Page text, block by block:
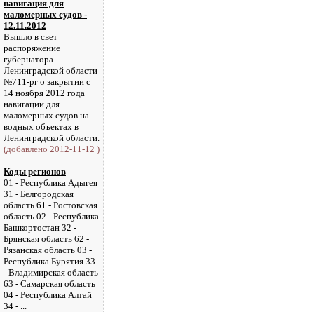
навигация для
маломерных судов -
12.11.2012
Вышло в свет
распоряжение
губернатора
Ленинградской области
№711-рг о закрытии с
14 ноября 2012 года
навигации для
маломерных судов на
водных объектах в
Ленинградской области.
(добавлено 2012-11-12 )
Коды регионов
01 - Республика Адыгея
31 - Белгородская
область 61 - Ростовская
область 02 - Республика
Башкортостан 32 -
Брянская область 62 -
Рязанская область 03 -
Республика Бурятия 33
- Владимирская область
63 - Самарская область
04 - Республика Алтай
34 - ...